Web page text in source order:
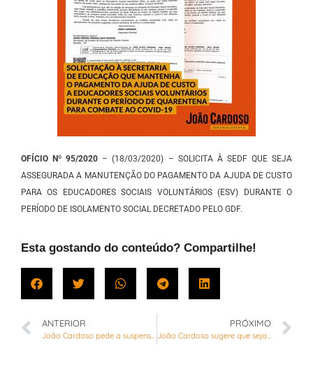
OFÍCIO Nº 95/2020 – (18/03/2020) – SOLICITA À SEDF QUE SEJA
ASSEGURADA A MANUTENÇÃO DO PAGAMENTO DA AJUDA DE CUSTO
PARA OS EDUCADORES SOCIAIS VOLUNTÁRIOS (ESV) DURANTE O
PERÍODO DE ISOLAMENTO SOCIAL DECRETADO PELO GDF.
Esta gostando do conteúdo? Compartilhe!
ANTERIOR PRÓXIMO